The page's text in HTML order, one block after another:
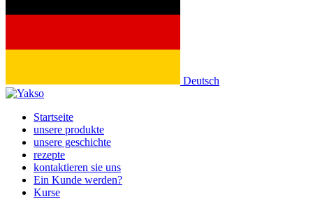
Deutsch
Startseite
unsere produkte
unsere geschichte
rezepte
kontaktieren sie uns
Ein Kunde werden?
Kurse